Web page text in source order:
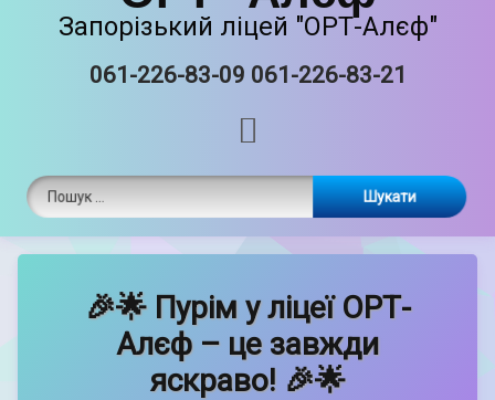
Освітня діяльність
Виховна робота
Єврейські національні традиції
Матеріально-технічне забазпечення
ORT STEAM
Запорізький ліцей "ОРТ-Алєф"
061-226-83-09 061-226-83-21
Пошук:
🎉🌟 Пурім у ліцеї ОРТ-
Алєф – це завжди
яскраво! 🎉🌟